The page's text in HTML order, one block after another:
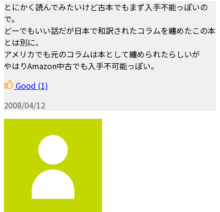
とにかく読んでみたいけど古本でもまず入手不能っぽいの
で。
どーでもいい話だが日本で和訳されたコラムを纏めたこの本
とは別に、
アメリカでも元のコラムは本として纏められたらしいが
やはりAmazon中古でも入手不可能っぽい。
Good (1)
2008/04/12